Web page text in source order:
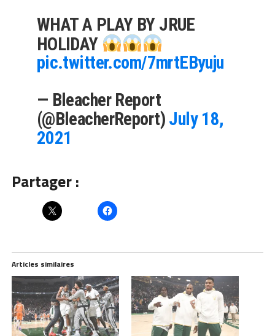
WHAT A PLAY BY JRUE
HOLIDAY
pic.twitter.com/7mrtEByuju
— Bleacher Report
(@BleacherReport) July 18,
2021
Partager :
Articles similaires